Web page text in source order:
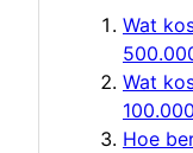
Wat
Wat
Hoe